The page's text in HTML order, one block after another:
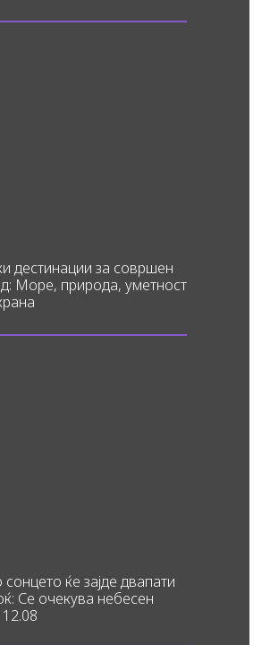
дестинации за совршен
Море, природа, уметност
ќе зајде двапати
Се очекува небесен